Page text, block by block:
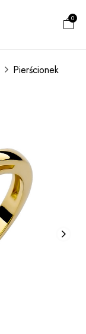
0
Pierścionek